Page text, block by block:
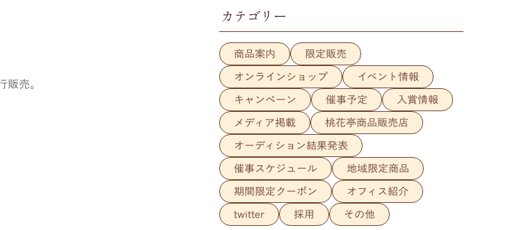
販売。
カテゴリー
商品案内 限定販売
オンラインショップ イベント情報
キャンペーン 催事予定 入賞情報
メディア掲載 桃花亭商品販売店
オーディション結果発表
催事スケジュール 地域限定商品
期間限定クーポン オフィス紹介
twitter 採用 その他